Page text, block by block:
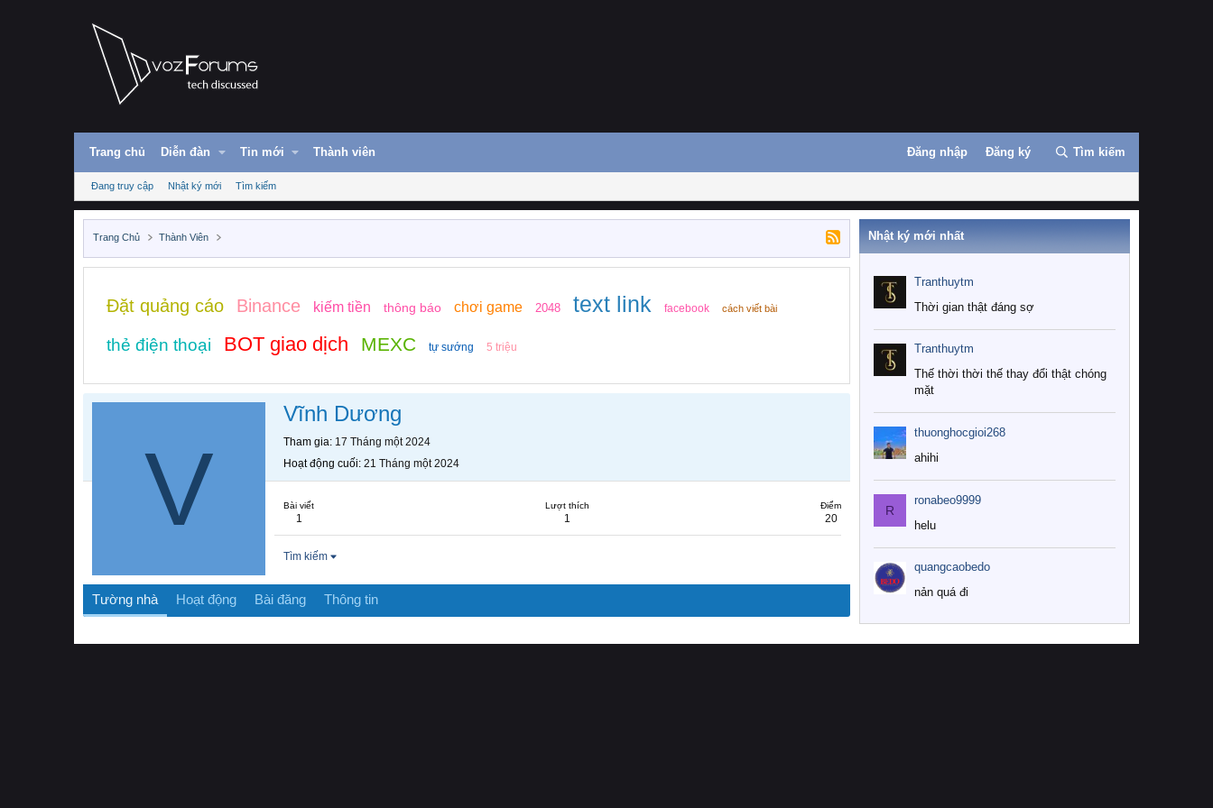
Trang chủ Diễn đàn Tin mới Thành viên Đăng nhập Đăng ký Tìm kiếm
Đang truy cập Nhật ký mới Tìm kiếm
Trang Chủ Thành Viên
Đặt quảng cáo Binance kiếm tiền thông báo chơi game 2048 text link facebook cách viết bài
thẻ điện thoại BOT giao dịch MEXC tự sướng 5 triệu
V
Vĩnh Dương
Tham gia 17 Tháng một 2024
Hoạt động cuối 21 Tháng một 2024
Bài viết
1
Lượt thích
1
Điểm
20
Tìm kiếm
Tường nhà Hoạt động Bài đăng Thông tin
Nhật ký mới nhất
Tranthuytm
Thời gian thật đáng sợ
Tranthuytm
Thế thời thời thế thay đổi thật chóng
mặt
thuonghocgioi268
ahihi
R
ronabeo9999
helu
quangcaobedo
nản quá đi